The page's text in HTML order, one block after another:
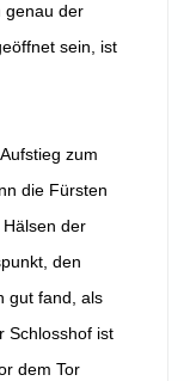
genau der
sein, ist
zum
die Fürsten
der
den
gut fand, als
Schlosshof ist
dem Tor